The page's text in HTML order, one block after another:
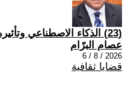
(23) الذكاء الاصطناعي وتأثيره في الثقافة والوظائف
عصام البرّام
2026 / 8 / 6
قضايا ثقافية